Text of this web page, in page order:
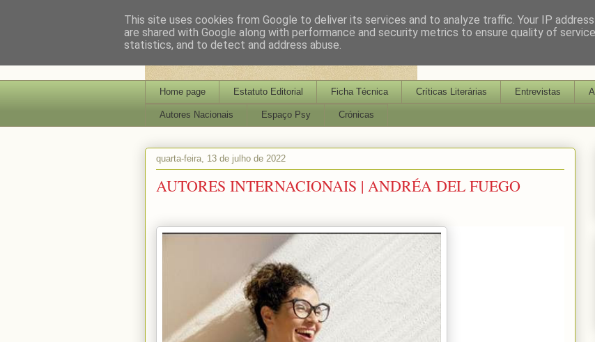
Home page Estatuto Editorial Ficha Técnica Críticas Literárias Entrevistas
Autores Nacionais Espaço Psy Crónicas
quarta-feira, 13 de julho de 2022
AUTORES INTERNACIONAIS | ANDRÉA DEL FUEGO
This site uses cookies from Google to deliver its services and to analyze traffic. Your IP
are shared with Google along with performance and security metrics to ensure quality of
statistics, and to detect and address abuse.